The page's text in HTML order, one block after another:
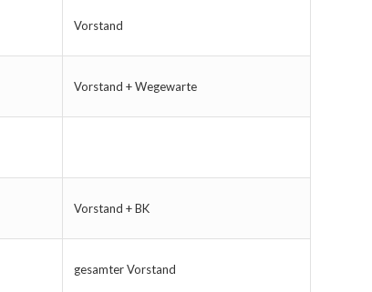
Vorstand
Vorstand + Wegewarte
Vorstand + BK
gesamter Vorstand